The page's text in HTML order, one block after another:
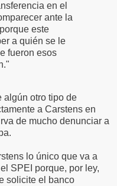
en el
ante la
este
a quién se le
fueron esos
algún otro tipo de
a Carstens en
de mucho denunciar a
lo único que va a
SPEI porque, por ley,
solicite el banco